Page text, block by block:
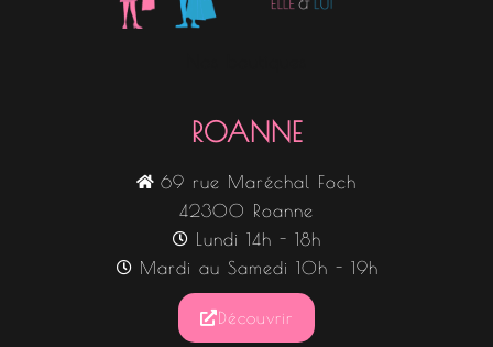
ROANNE
69 rue Maréchal Foch
42300 Roanne
Lundi 14h - 18h
Mardi au Samedi 10h - 19h
Découvrir